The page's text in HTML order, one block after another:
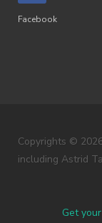
Facebook
Copyrights ©
including Astrid
Get